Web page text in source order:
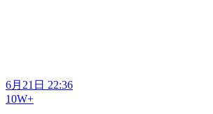
6月21日 22:36
10W+